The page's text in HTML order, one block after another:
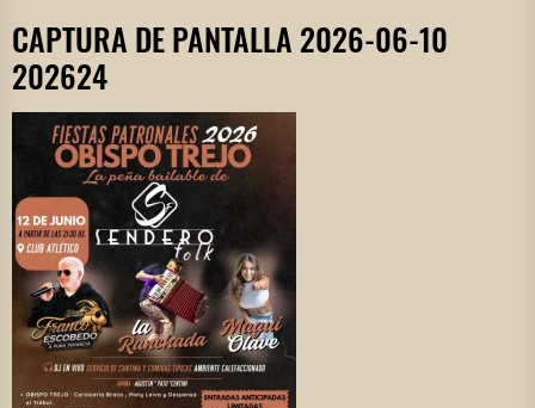
CAPTURA DE PANTALLA 2026-06-10
202624